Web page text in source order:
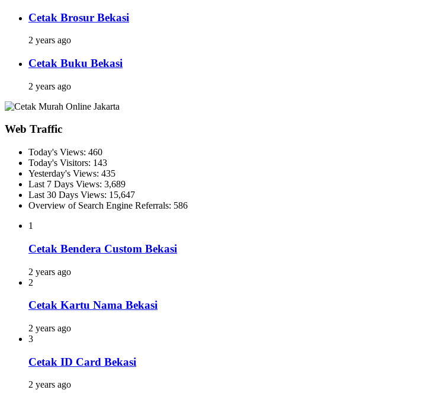
Cetak Brosur Bekasi
2 years ago
Cetak Buku Bekasi
2 years ago
Web Traffic
Today's Views: 460
Today's Visitors: 143
Yesterday's Views: 435
Last 7 Days Views: 3,689
Last 30 Days Views: 15,647
Overview of Search Engine Referrals: 586
1
Cetak Bendera Custom Bekasi
2 years ago
2
Cetak Kartu Nama Bekasi
2 years ago
3
Cetak ID Card Bekasi
2 years ago